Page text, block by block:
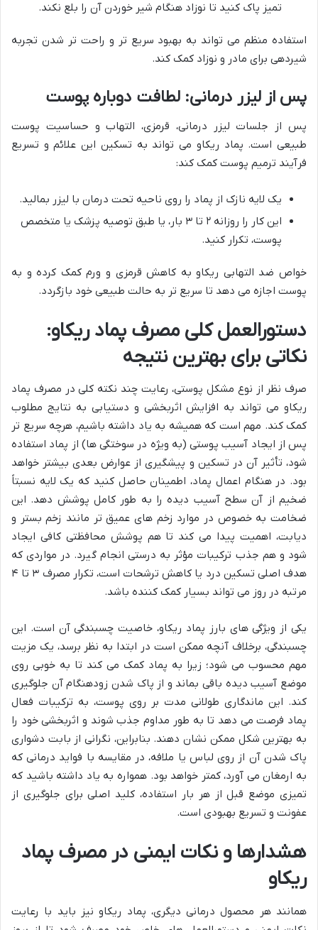
تمیز پاک کنید تا نوزاد هنگام شیر خوردن آن را بلع نکند.
استفاده منظم می تواند به بهبود سریع تر و راحت تر شدن تجربه
شیردهی برای مادر و نوزاد کمک کند.
پس از لیزر درمانی: لطافت دوباره پوست
پس از جلسات لیزر درمانی، قرمزی، التهاب و حساسیت پوست
طبیعی است. پماد ریکاو می تواند به تسکین این علائم و تسریع
فرآیند ترمیم پوست کمک کند:
یک لایه نازک از پماد را روی ناحیه تحت درمان با لیزر بمالید.
این کار را روزانه ۲ تا ۳ بار، یا طبق توصیه پزشک یا متخصص
پوست، تکرار کنید.
خواص ضد التهابی ریکاو به کاهش قرمزی و ورم کمک کرده و به
پوست اجازه می دهد تا سریع تر به حالت طبیعی خود بازگردد.
دستورالعمل کلی مصرف پماد ریکاو:
نکاتی برای بهترین نتیجه
صرف نظر از نوع مشکل پوستی، رعایت چند نکته کلی در مصرف پماد
ریکاو می تواند به افزایش اثربخشی و دستیابی به نتایج مطلوب
کمک کند. مهم است که همیشه به یاد داشته باشیم، هرچه سریع تر
پس از ایجاد آسیب پوستی (به ویژه در سوختگی ها) از پماد استفاده
شود، تأثیر آن در تسکین و پیشگیری از عوارض بعدی بیشتر خواهد
بود. در هنگام اعمال پماد، اطمینان حاصل کنید که یک لایه نسبتاً
ضخیم از آن سطح آسیب دیده را به طور کامل پوشش دهد. این
ضخامت به خصوص در موارد زخم های عمیق تر مانند زخم بستر و
دیابت، اهمیت پیدا می کند تا هم پوشش محافظتی کافی ایجاد
شود و هم جذب ترکیبات مؤثر به درستی انجام گیرد. در مواردی که
هدف اصلی تسکین درد یا کاهش ترشحات است، تکرار مصرف ۳ تا ۴
مرتبه در روز می تواند بسیار کمک کننده باشد.
یکی از ویژگی های بارز پماد ریکاو، خاصیت چسبندگی آن است. این
چسبندگی، برخلاف آنچه ممکن است در ابتدا به نظر برسد، یک مزیت
مهم محسوب می شود؛ زیرا به پماد کمک می کند تا به خوبی روی
موضع آسیب دیده باقی بماند و از پاک شدن زودهنگام آن جلوگیری
کند. این ماندگاری طولانی مدت بر روی پوست، به ترکیبات فعال
پماد فرصت می دهد تا به طور مداوم جذب شوند و اثربخشی خود را
به بهترین شکل ممکن نشان دهند. بنابراین، نگرانی از بابت دشواری
پاک شدن آن از روی لباس یا ملافه، در مقایسه با فواید درمانی که
به ارمغان می آورد، کمتر خواهد بود. همواره به یاد داشته باشید که
تمیزی موضع قبل از هر بار استفاده، کلید اصلی برای جلوگیری از
عفونت و تسریع بهبودی است.
هشدارها و نکات ایمنی در مصرف پماد
ریکاو
همانند هر محصول درمانی دیگری، پماد ریکاو نیز باید با رعایت